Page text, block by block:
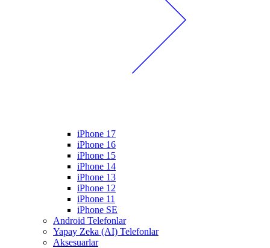
iPhone 17
iPhone 16
iPhone 15
iPhone 14
iPhone 13
iPhone 12
iPhone 11
iPhone SE
Android Telefonlar
Yapay Zeka (AI) Telefonlar
Aksesuarlar